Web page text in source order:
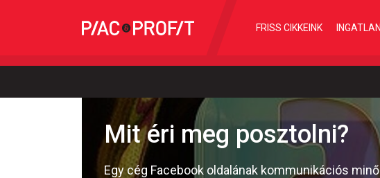
FRISS CIKKEINK INGATLAN
Mit éri meg posztolni?
Egy cég Facebook oldalának kommunikációs